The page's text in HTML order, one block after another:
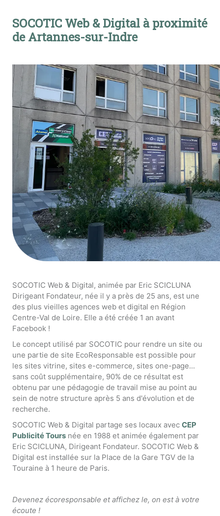
SOCOTIC Web & Digital à proximité
de Artannes-sur-Indre
SOCOTIC Web & Digital, animée par Eric SCICLUNA
Dirigeant Fondateur, née il y a près de 25 ans, est une
des plus vieilles agences web et digital en Région
Centre-Val de Loire. Elle a été créée 1 an avant
Facebook !
Le concept utilisé par SOCOTIC pour rendre un site ou
une partie de site EcoResponsable est possible pour
les sites vitrine, sites e-commerce, sites one-page...
sans coût supplémentaire, 90% de ce résultat est
obtenu par une pédagogie de travail mise au point au
sein de notre structure après 5 ans d'évolution et de
recherche.
SOCOTIC Web & Digital partage ses locaux avec CEP
Publicité Tours née en 1988 et animée également par
Eric SCICLUNA, Dirigeant Fondateur. SOCOTIC Web &
Digital est installée sur la Place de la Gare TGV de la
Touraine à 1 heure de Paris.
Devenez écoresponsable et affichez le, on est à votre
écoute !